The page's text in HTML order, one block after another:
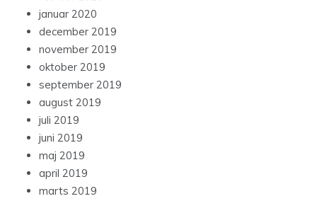
januar 2020
december 2019
november 2019
oktober 2019
september 2019
august 2019
juli 2019
juni 2019
maj 2019
april 2019
marts 2019